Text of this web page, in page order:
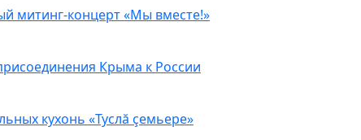
митинг-концерт «Мы вместе!»
Крыма к России
кухонь «Туслă çемьере»